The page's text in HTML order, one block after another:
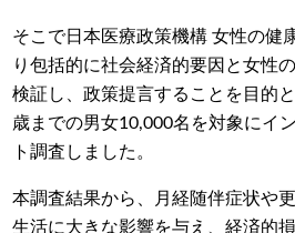
そこで日本医療政策機構 女性の健
り包括的に社会経済的要因と女性
検証し、政策提言することを目的
歳までの男⼥10,000名を対象にイ
ト調査しました。
本調査結果から、月経随伴症状や
生活に大きな影響を与え、経済的